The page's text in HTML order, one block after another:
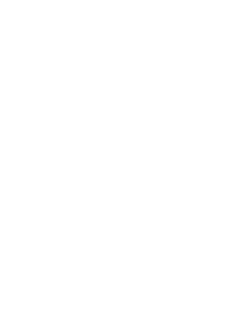
adıdır.” (bk. İbn
Peygamber
noktasında: “İnsan
olur. Eğer o
İslam’da “kalp”
Nitekim; “Şüphesiz
50/37) mealindeki
Vâbisa İbni Ma’bed